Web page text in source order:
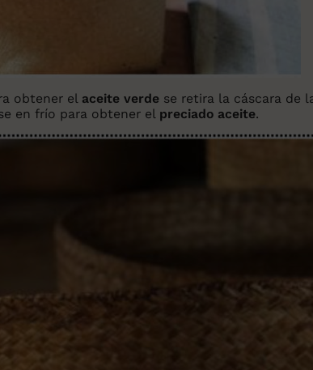
obtener el aceite verde se retira la cáscara de
en frío para obtener el preciado aceite.